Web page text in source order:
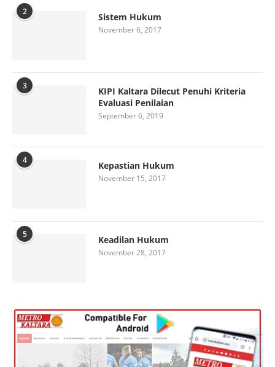
2 Sistem Hukum
November 6, 2017
3
KIPI Kaltara Dilecut Penuhi Kriteria
Evaluasi Penilaian
September 6, 2019
4 Kepastian Hukum
November 15, 2017
5 Keadilan Hukum
November 28, 2017